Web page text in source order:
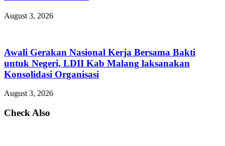
August 3, 2026
Awali Gerakan Nasional Kerja Bersama Bakti
untuk Negeri, LDII Kab Malang laksanakan
Konsolidasi Organisasi
August 3, 2026
Check Also